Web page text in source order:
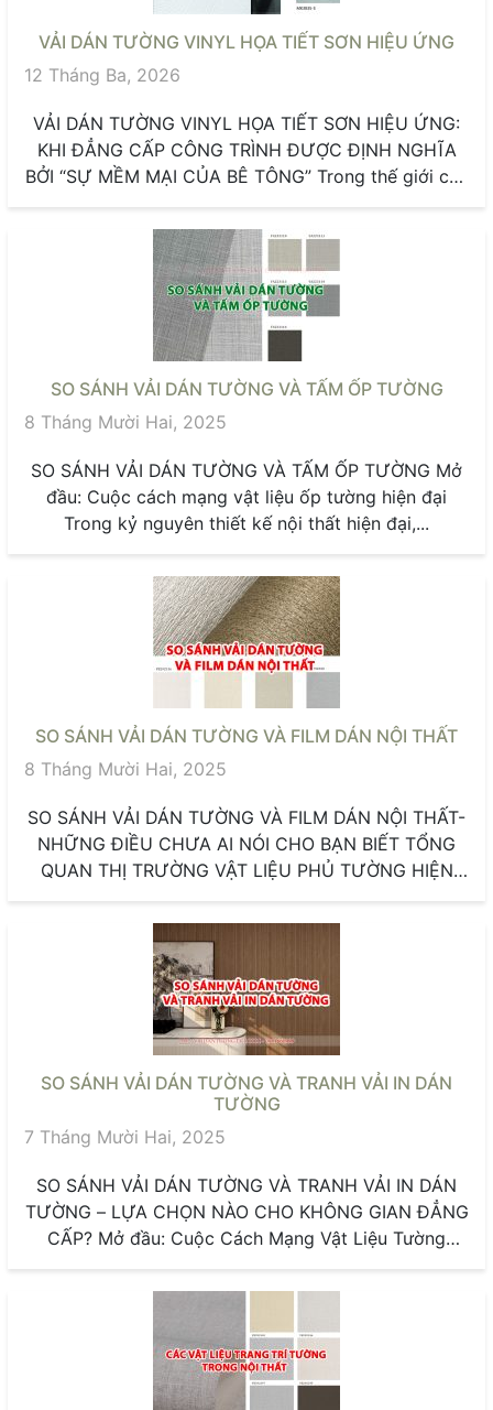
VẢI DÁN TƯỜNG VINYL HỌA TIẾT SƠN HIỆU ỨNG
12 Tháng Ba, 2026
VẢI DÁN TƯỜNG VINYL HỌA TIẾT SƠN HIỆU ỨNG:
KHI ĐẲNG CẤP CÔNG TRÌNH ĐƯỢC ĐỊNH NGHĨA
BỞI “SỰ MỀM MẠI CỦA BÊ TÔNG” Trong thế giới của
SO SÁNH VẢI DÁN TƯỜNG VÀ TẤM ỐP TƯỜNG
8 Tháng Mười Hai, 2025
SO SÁNH VẢI DÁN TƯỜNG VÀ TẤM ỐP TƯỜNG Mở
đầu: Cuộc cách mạng vật liệu ốp tường hiện đại
Trong kỷ nguyên thiết kế nội thất hiện đại,...
SO SÁNH VẢI DÁN TƯỜNG VÀ FILM DÁN NỘI THẤT
8 Tháng Mười Hai, 2025
SO SÁNH VẢI DÁN TƯỜNG VÀ FILM DÁN NỘI THẤT-
NHỮNG ĐIỀU CHƯA AI NÓI CHO BẠN BIẾT TỔNG
QUAN THỊ TRƯỜNG VẬT LIỆU PHỦ TƯỜNG HIỆN
SO SÁNH VẢI DÁN TƯỜNG VÀ TRANH VẢI IN DÁN
TƯỜNG
7 Tháng Mười Hai, 2025
SO SÁNH VẢI DÁN TƯỜNG VÀ TRANH VẢI IN DÁN
TƯỜNG – LỰA CHỌN NÀO CHO KHÔNG GIAN ĐẲNG
CẤP? Mở đầu: Cuộc Cách Mạng Vật Liệu Tường